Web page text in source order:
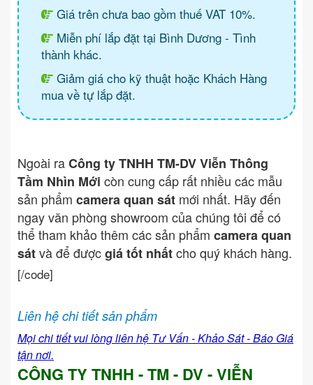
Giá trên chưa bao gồm thuế VAT 10%.
Miễn phí lắp đặt tại Bình Dương - Tình
thành khác.
Giảm giá cho kỹ thuật hoặc Khách Hàng
mua về tự lắp đặt.
Ngoài raCông ty TNHH TM-DV Viễn Thông
Tầm Nhìn Mới còn cung cấp rất nhiều các mẫu
sản phẩm camera quan sát mới nhất. Hãy đến
ngay văn phòng showroom của chúng tôi để có
thể tham khảo thêm các sản phẩm camera quan
sátvà để đượcgiá tốt nhấtcho quý khách hàng.
[/code]
Liên hệ chi tiết sản phẩm
Mọi chi tiết vui lòng liên hệ Tư Vấn - Khảo Sát - Báo Giá
tận nơi.
CÔNG TY TNHH - TM - DV - VIỄN